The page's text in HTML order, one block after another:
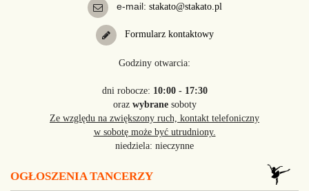
e-mail: stakato@stakato.pl
Formularz kontaktowy
Godziny otwarcia:
dni robocze: 10:00 - 17:30
oraz wybranesoboty
Ze względu na zwiększony ruch, kontakt telefoniczny
w sobotę może być utrudniony.
niedziela: nieczynne
OGŁOSZENIA TANCERZY